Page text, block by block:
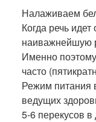
Налаживаем
Когда речь
наиважнейшую
Именно
часто
Режим питания
ведущих
5-6 перекусов